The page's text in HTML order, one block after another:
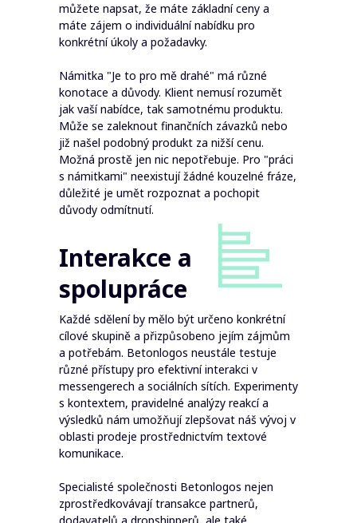
můžete napsat, že máte základní ceny a
máte zájem o individuální nabídku pro
konkrétní úkoly a požadavky.
Námitka "Je to pro mě drahé" má různé
konotace a důvody. Klient nemusí rozumět
jak vaší nabídce, tak samotnému produktu.
Může se zaleknout finančních závazků nebo
již našel podobný produkt za nižší cenu.
Možná prostě jen nic nepotřebuje. Pro "práci
s námitkami" neexistují žádné kouzelné fráze,
důležité je umět rozpoznat a pochopit
důvody odmítnutí.
Interakce a
spolupráce
Každé sdělení by mělo být určeno konkrétní
cílové skupině a přizpůsobeno jejím zájmům
a potřebám. Betonlogos neustále testuje
různé přístupy pro efektivní interakci v
messengerech a sociálních sítích. Experimenty
s kontextem, pravidelné analýzy reakcí a
výsledků nám umožňují zlepšovat náš vývoj v
oblasti prodeje prostřednictvím textové
komunikace.
Specialisté společnosti Betonlogos nejen
zprostředkovávají transakce partnerů,